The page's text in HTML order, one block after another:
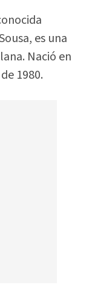
es una
Nació en
1980.